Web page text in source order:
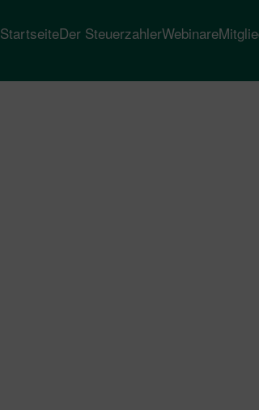
StartseiteDer SteuerzahlerWebinare